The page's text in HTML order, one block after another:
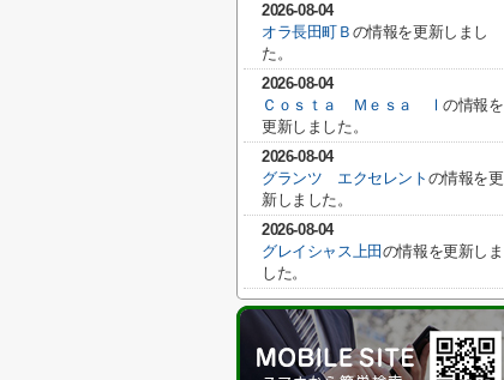
2026-08-04
オラ長田町Ｂ の情報を更新しまし
た。
2026-08-04
Ｃｏｓｔａ Ｍｅｓａ Ⅰの情報を
更新しました。
2026-08-04
グランツ エクセレント の情報を更
新しました。
2026-08-04
グレイシャス上田 の情報を更新しま
した。